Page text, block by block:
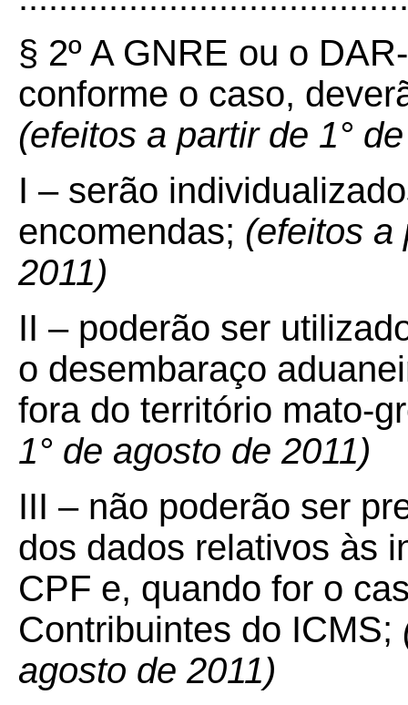
§ 2º A GNRE ou o
conforme o caso,
(efeitos a partir de 1°
I – serão
encomendas; (efeitos a
2011)
II – poderão ser
o desembaraço
fora do território mato-
1° de agosto de 2011)
III – não poderão ser
dos dados relativos às
CPF e, quando for o
Contribuintes do ICMS;
agosto de 2011)